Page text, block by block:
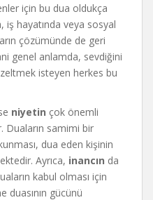
için bu dua oldukça
iş hayatında veya sosyal
çözümünde de geri
genel anlamda, sevdiğini
isteyen herkes bu
niyetin çok önemli
Duaların samimi bir
dua eden kişinin
Ayrıca, inancın da
kabul olması için
duasının gücünü